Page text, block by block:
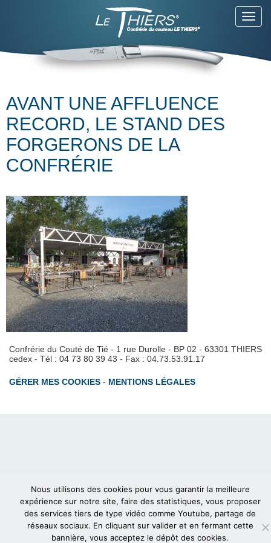
AVANT UNE AFFLUENCE
RECORD, LE STAND DES
FORGERONS DE LA
CONFRÉRIE
Confrérie du Couté de Tié - 1 rue Durolle - BP 02 - 63301 THIERS
cedex - Tél : 04 73 80 39 43 - Fax : 04.73.53.91.17
GÉRER MES COOKIES - MENTIONS LÉGALES
Nous utilisons des cookies pour vous garantir la meilleure
expérience sur notre site, faire des statistiques, vous proposer
des services tiers de type vidéo comme Youtube, partage de
réseaux sociaux. En cliquant sur valider et en fermant cette
bannière, vous acceptez le dépôt des cookies.